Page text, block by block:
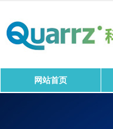
网站首页